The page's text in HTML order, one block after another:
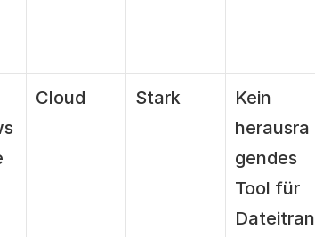
Cloud Stark
Kein
herausra
gendes
Tool für
Dateitran